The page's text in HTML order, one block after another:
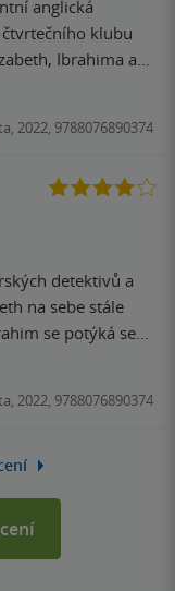
anglická
klubu
Ibrahima a
který si na nic
2022, 9788076890374
detektivů a
na sebe stále
se potýká se
Ron a Joyce mají
2022, 9788076890374